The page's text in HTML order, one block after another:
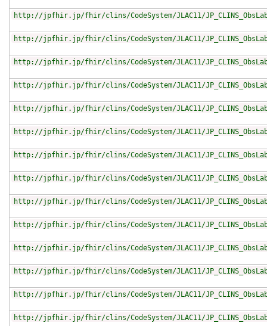
http://jpfhir.jp/fhir/clins/CodeSystem/JLAC11/
http://jpfhir.jp/fhir/clins/CodeSystem/JLAC11/
http://jpfhir.jp/fhir/clins/CodeSystem/JLAC11/
http://jpfhir.jp/fhir/clins/CodeSystem/JLAC11/
http://jpfhir.jp/fhir/clins/CodeSystem/JLAC11/
http://jpfhir.jp/fhir/clins/CodeSystem/JLAC11/
http://jpfhir.jp/fhir/clins/CodeSystem/JLAC11/
http://jpfhir.jp/fhir/clins/CodeSystem/JLAC11/
http://jpfhir.jp/fhir/clins/CodeSystem/JLAC11/
http://jpfhir.jp/fhir/clins/CodeSystem/JLAC11/
http://jpfhir.jp/fhir/clins/CodeSystem/JLAC11/
http://jpfhir.jp/fhir/clins/CodeSystem/JLAC11/
http://jpfhir.jp/fhir/clins/CodeSystem/JLAC11/
http://jpfhir.jp/fhir/clins/CodeSystem/JLAC11/